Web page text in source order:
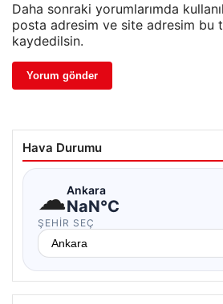
Daha sonraki yorumlarımda
posta adresim ve site adresim bu
kaydedilsin.
Hava Durumu
☁Ankara
NaN°C
ŞEHIR SEÇ